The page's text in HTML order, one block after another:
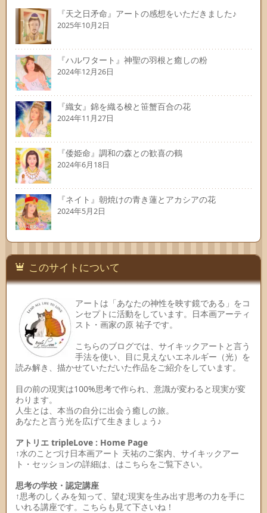
『天之日矛命』アートの感想をいただきました♪
2025年10月2日
『ハルワタート』神聖の羽根と癒しの粉
2024年12月26日
『織女』錦を織る梭と笹蟹百合の花
2024年11月27日
『倭姫命』調和の森との歓喜の鶴
2024年6月18日
『ネイト』朝焼けの青き蓮とアカシアの花
2024年5月2日
このサイトについて
アートは「あなたの神性を映す鏡である」をコ
ンセプトに活動をしています。日本画アーティ
スト・画家の原 祐子です。
こちらのブログでは、サイキックアートと言う
手法を使い、目に見えないエネルギー（光）を
読み解き、描かせていただいた作品をご紹介をしています。
目の前の現実は100%思考で作られ、意識が変わると現実が変
わります。
人生とは、本当の自分に出会う癒しの旅。
あなたと言う光を広げて生きましょう♪
アトリエ tripleLove : Home Page
↑水のことづけ日本画アート 天祐のご案内、サイキックアー
ト・セッションの詳細は、はこちらをご覧下さい。
思考の学校・認定講座
↑思考のしくみを知って、望む現実を生み出す思考の力を手に
いれる講座です。こちらも見て下さいね！